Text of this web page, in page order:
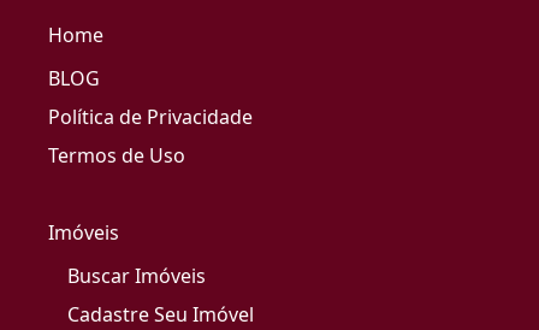
Home
BLOG
Política de Privacidade
Termos de Uso
Imóveis
Buscar Imóveis
Cadastre Seu Imóvel